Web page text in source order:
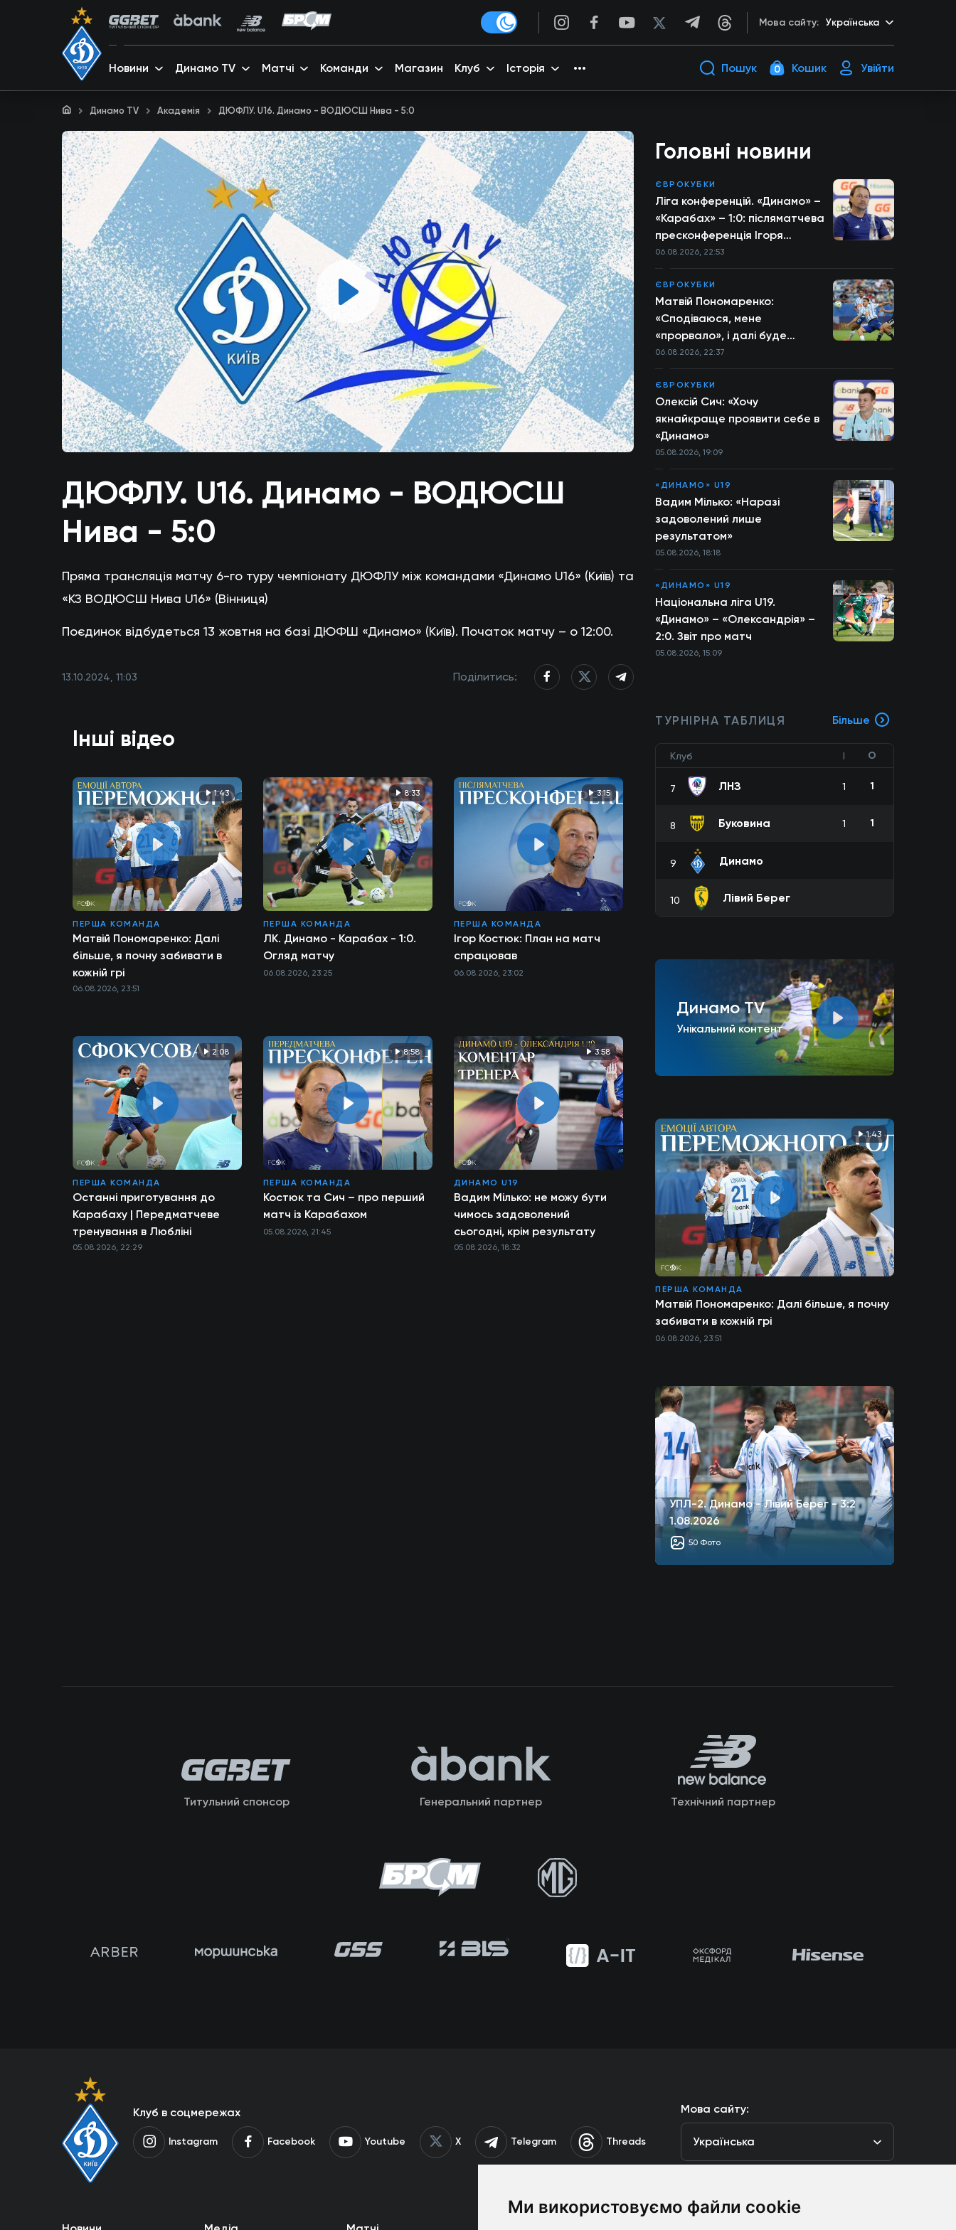
Ми використовуємо файли cookie
Мова сайту: Українська
Новини Динамо TV Матчі Команди Магазин Клуб Історія Пошук 0 Кошик Увійти
Динамо TV Академія ДЮФЛУ. U16. Динамо - ВОДЮСШ Нива - 5:0
ДЮФЛУ. U16. Динамо - ВОДЮСШ
Нива - 5:0
Пряма трансляція матчу 6-го туру чемпіонату ДЮФЛУ між командами «Динамо U16» (Київ) та
«КЗ ВОДЮСШ Нива U16» (Вінниця)
Поєдинок відбудеться 13 жовтня на базі ДЮФШ «Динамо» (Київ). Початок матчу – о 12:00.
13.10.2024, 11:03 Поділитись:
Інші відео
1:43
ПЕРША КОМАНДА
Матвій Пономаренко: Далі
більше, я почну забивати в
кожній грі
06.08.2026, 23:51
8:33
ПЕРША КОМАНДА
ЛК. Динамо - Карабах - 1:0.
Огляд матчу
06.08.2026, 23:25
3:15
ПЕРША КОМАНДА
Ігор Костюк: План на матч
спрацював
06.08.2026, 23:02
2:08
ПЕРША КОМАНДА
Останні приготування до
Карабаху | Передматчеве
тренування в Любліні
05.08.2026, 22:29
8:58
ПЕРША КОМАНДА
Костюк та Сич – про перший
матч із Карабахом
05.08.2026, 21:45
3:58
ДИНАМО U19
Вадим Мілько: не можу бути
чимось задоволений
сьогодні, крім результату
05.08.2026, 18:32
Головні новини
ЄВРОКУБКИ
Ліга конференцій. «Динамо» –
«Карабах» – 1:0: післяматчева
пресконференція Ігоря
Костюка
06.08.2026, 22:53
ЄВРОКУБКИ
Матвій Пономаренко:
«Сподіваюся, мене
«прорвало», і далі буде
більше»
06.08.2026, 22:37
ЄВРОКУБКИ
Олексій Сич: «Хочу
якнайкраще проявити себе в
«Динамо»
05.08.2026, 19:09
«ДИНАМО» U19
Вадим Мілько: «Наразі
задоволений лише
результатом»
05.08.2026, 18:18
«ДИНАМО» U19
Національна ліга U19.
«Динамо» – «Олександрія» –
2:0. Звіт про матч
05.08.2026, 15:09
ТУРНІРНА ТАБЛИЦЯ Більше
Клуб І О
7 ЛНЗ 1 1
8 Буковина 1 1
9 Динамо
10 Лівий Берег
Динамо TV
Унікальний контент
1:43
ПЕРША КОМАНДА
Матвій Пономаренко: Далі більше, я почну
забивати в кожній грі
06.08.2026, 23:51
УПЛ-2. Динамо - Лівий Берег - 3:2
1.08.2026
50 Фото
Титульний спонсор Генеральний партнер Технічний партнер
Клуб в соцмережах
Instagram Facebook Youtube X Telegram Threads
Мова сайту:
Українська